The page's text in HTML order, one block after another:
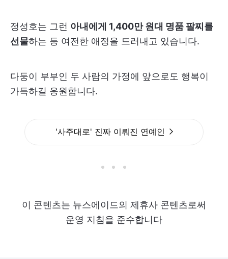
정성호는 그런 아내에게 1,400만 원대 명품 팔찌를
선물하는 등 여전한 애정을 드러내고 있습니다.
다둥이 부부인 두 사람의 가정에 앞으로도 행복이
가득하길 응원합니다.
'사주대로' 진짜 이뤄진 연예인
이 콘텐츠는 뉴스에이드의 제휴사 콘텐츠로써
운영 지침을 준수합니다